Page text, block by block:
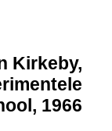
Kirkeby,
1966